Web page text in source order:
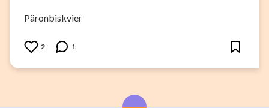
Päronbiskvier
2 1